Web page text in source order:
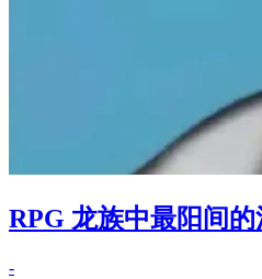
RPG 龙族中最阳间
-